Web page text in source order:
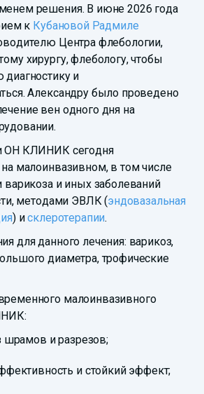
решения. В июне 2026 года
к Кубановой Радмиле
Центра флебологии,
хирургу, флебологу, чтобы
и
Александру было проведено
вен одного дня на
ОН КЛИНИК сегодня
на малоинвазивном, в том числе
варикоза и иных заболеваний
методами ЭВЛК (эндовазальная
) исклеротерапии.
для данного лечения: варикоз,
диаметра, трофические
малоинвазивного
шрамов и разрезов;
и стойкий эффект;